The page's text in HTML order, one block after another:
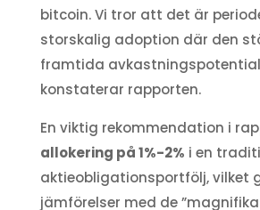
bitcoin. Vi tror att det är
storskalig adoption där den
framtida
konstaterar rapporten.
En viktig rekommendation i
allokering på 1%-2% i en
aktieobligationsportfölj, vilket
jämförelser med de